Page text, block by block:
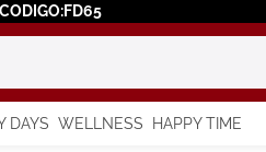
DAYS WELLNESS HAPPY TIME